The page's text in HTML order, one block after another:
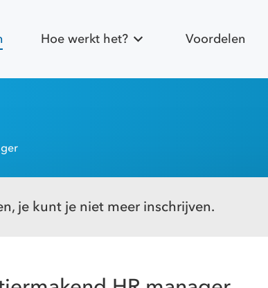
Hoe werkt het? Voordelen
je kunt je niet meer inschrijven.